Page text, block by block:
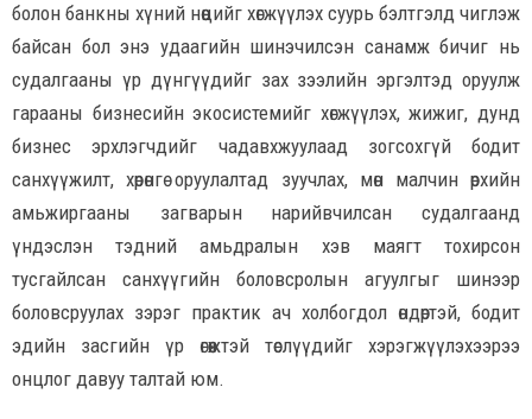
болон банкны хүний нөөцийг хөгжүүлэх суурь бэлтгэлд чиглэж
байсан бол энэ удаагийн шинэчилсэн санамж бичиг нь
судалгааны үр дүнгүүдийг зах зээлийн эргэлтэд оруулж
гарааны бизнесийн экосистемийг хөгжүүлэх, жижиг, дунд
бизнес эрхлэгчдийг чадавхжуулаад зогсохгүй бодит
санхүүжилт, хөрөнгө оруулалтад зуучлах, мөн малчин өрхийн
амьжиргааны загварын нарийвчилсан судалгаанд
үндэслэн тэдний амьдралын хэв маягт тохирсон
тусгайлсан санхүүгийн боловсролын агуулгыг шинээр
боловсруулах зэрэг практик ач холбогдол өндөртэй, бодит
эдийн засгийн үр өгөөжтэй төслүүдийг хэрэгжүүлэхээрээ
онцлог давуу талтай юм.